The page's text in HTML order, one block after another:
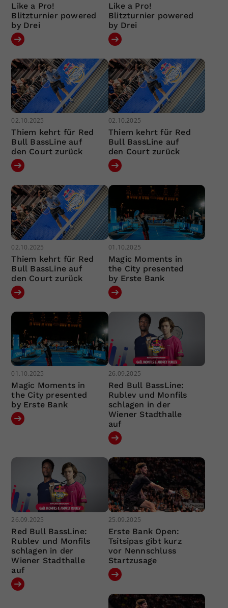
Like a Pro!
Blitzturnier powered
by Drei
Like a Pro!
Blitzturnier powered
by Drei
02.10.2025
Thiem kehrt für Red
Bull BassLine auf
den Court zurück
02.10.2025
Thiem kehrt für Red
Bull BassLine auf
den Court zurück
02.10.2025
Thiem kehrt für Red
Bull BassLine auf
den Court zurück
01.10.2025
Magic Moments in
the City presented
by Erste Bank
01.10.2025
Magic Moments in
the City presented
by Erste Bank
26.09.2025
Red Bull BassLine:
Rublev und Monfils
schlagen in der
Wiener Stadthalle
auf
26.09.2025
Red Bull BassLine:
Rublev und Monfils
schlagen in der
Wiener Stadthalle
auf
25.09.2025
Erste Bank Open:
Tsitsipas gibt kurz
vor Nennschluss
Startzusage